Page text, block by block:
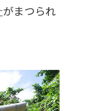
まつられ